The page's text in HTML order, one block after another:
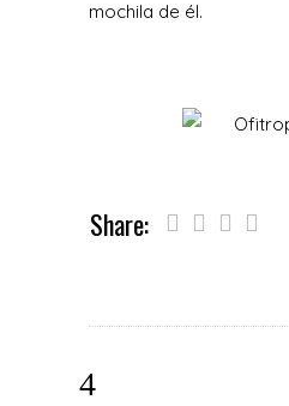
mochila de él.
Share: